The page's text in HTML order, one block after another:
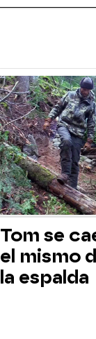
Tom se
el mismo
la espalda